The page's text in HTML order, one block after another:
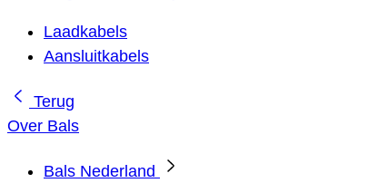
Laadkabels
Aansluitkabels
Terug
Over Bals
Bals Nederland